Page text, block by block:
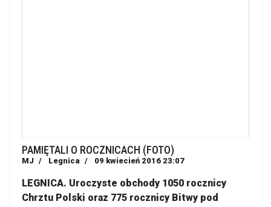
PAMIĘTALI O ROCZNICACH (FOTO)
MJ Legnica 09 kwiecień 2016 23:07
LEGNICA. Uroczyste obchody 1050 rocznicy
Chrztu Polski oraz 775 rocznicy Bitwy pod